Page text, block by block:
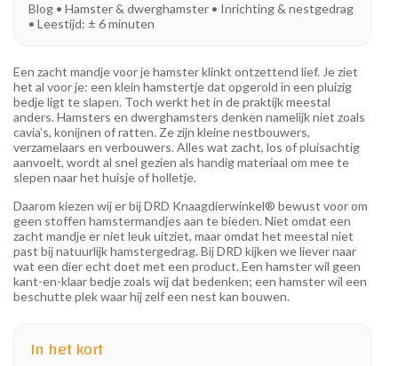
Blog • Hamster & dwerghamster • Inrichting & nestgedrag
• Leestijd: ± 6 minuten
Een zacht mandje voor je hamster klinkt ontzettend lief. Je ziet
het al voor je: een klein hamstertje dat opgerold in een pluizig
bedje ligt te slapen. Toch werkt het in de praktijk meestal
anders. Hamsters en dwerghamsters denken namelijk niet zoals
cavia’s, konijnen of ratten. Ze zijn kleine nestbouwers,
verzamelaars en verbouwers. Alles wat zacht, los of pluisachtig
aanvoelt, wordt al snel gezien als handig materiaal om mee te
slepen naar het huisje of holletje.
Daarom kiezen wij er bij DRD Knaagdierwinkel® bewust voor om
geen stoffen hamstermandjes aan te bieden. Niet omdat een
zacht mandje er niet leuk uitziet, maar omdat het meestal niet
past bij natuurlijk hamstergedrag. Bij DRD kijken we liever naar
wat een dier echt doet met een product. Een hamster wil geen
kant-en-klaar bedje zoals wij dat bedenken; een hamster wil een
beschutte plek waar hij zelf een nest kan bouwen.
In het kort